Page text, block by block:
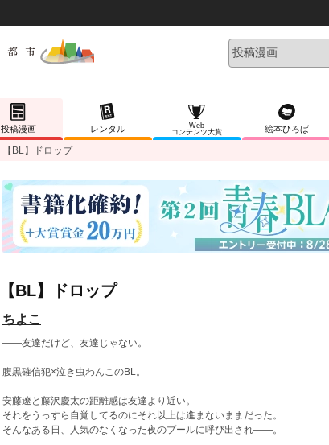
投稿漫画 レンタル
Web
コンテンツ大賞
絵本ひろば
【BL】ドロップ
【BL】ドロップ
ちよこ
――友達だけど、友達じゃない。
腹黒確信犯×泣き虫わんこのBL。
安藤遼と藤沢慶太の距離感は友達より近い。
それをうっすら自覚してるのにそれ以上は進まないままだった。
そんなある日、人気のなくなった夜のプールに呼び出され――。